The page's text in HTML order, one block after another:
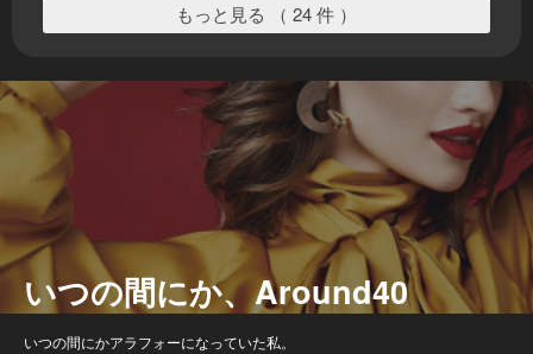
もっと見る （ 24 件 ）
いつの間にか、Around40
いつの間にかアラフォーになっていた私。